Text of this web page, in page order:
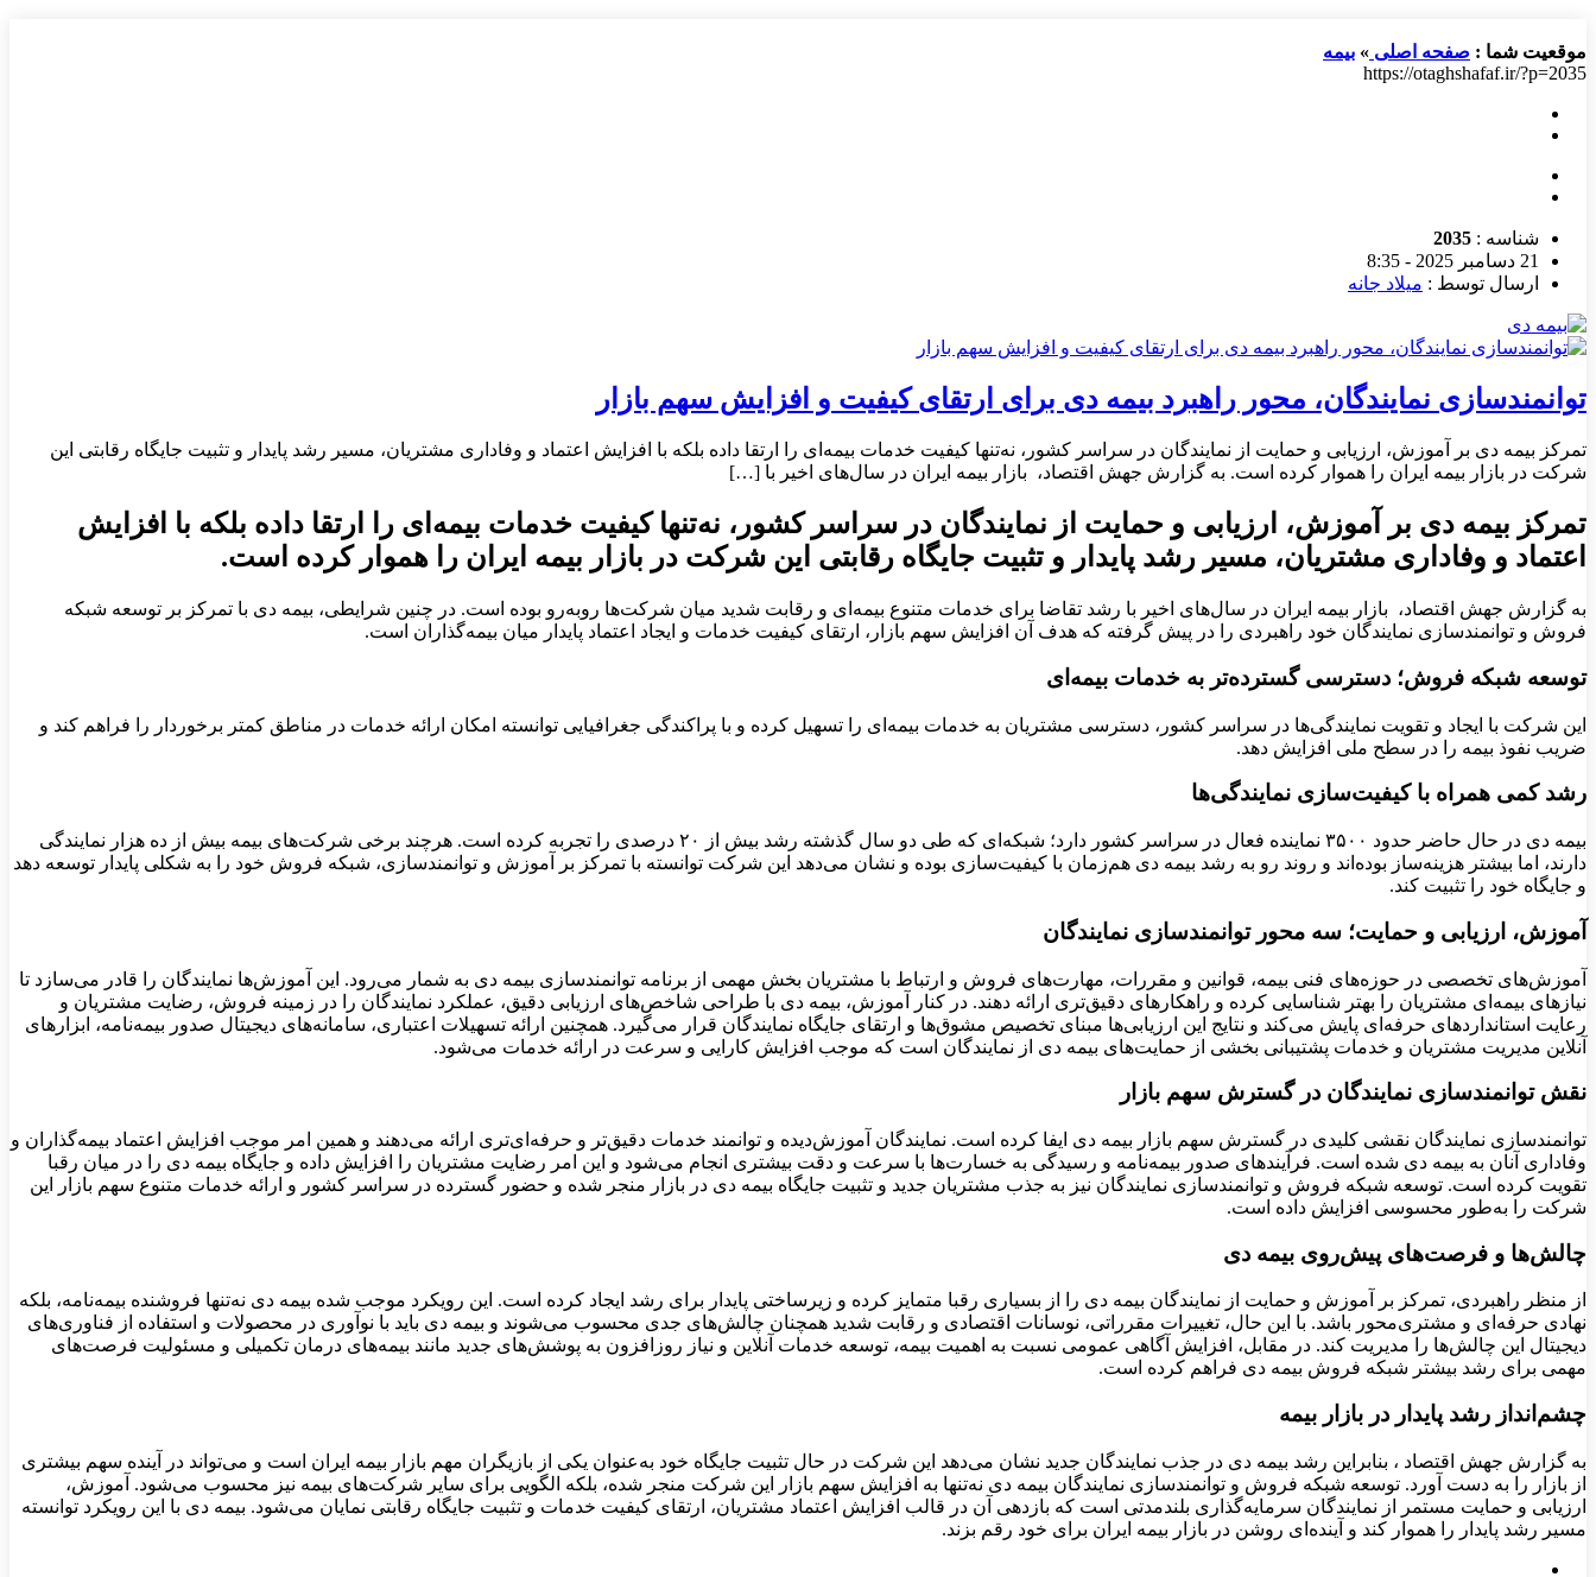
موقعیت شما : صفحه اصلی » بیمه
https://otaghshafaf.ir/?p=2035
شناسه : 2035
21 دسامبر 2025 - 8:35
ارسال توسط : میلاد جانه
توانمندسازی نمایندگان، محور راهبرد بیمه دی برای ارتقای کیفیت و افزایش سهم بازار
تمرکز بیمه دی بر آموزش، ارزیابی و حمایت از نمایندگان در سراسر کشور، نه‌تنها کیفیت خدمات بیمه‌ای را ارتقا داده بلکه با افزایش اعتماد و وفاداری مشتریان، مسیر رشد پایدار و تثبیت جایگاه رقابتی این
شرکت در بازار بیمه ایران را هموار کرده است. به گزارش جهش اقتصاد، بازار بیمه ایران در سال‌های اخیر با […]
تمرکز بیمه دی بر آموزش، ارزیابی و حمایت از نمایندگان در سراسر کشور، نه‌تنها کیفیت خدمات بیمه‌ای را ارتقا داده بلکه با افزایش
اعتماد و وفاداری مشتریان، مسیر رشد پایدار و تثبیت جایگاه رقابتی این شرکت در بازار بیمه ایران را هموار کرده است.
به گزارش جهش اقتصاد، بازار بیمه ایران در سال‌های اخیر با رشد تقاضا برای خدمات متنوع بیمه‌ای و رقابت شدید میان شرکت‌ها روبه‌رو بوده است. در چنین شرایطی، بیمه دی با تمرکز بر توسعه شبکه
فروش و توانمندسازی نمایندگان خود راهبردی را در پیش گرفته که هدف آن افزایش سهم بازار، ارتقای کیفیت خدمات و ایجاد اعتماد پایدار میان بیمه‌گذاران است.
توسعه شبکه فروش؛ دسترسی گسترده‌تر به خدمات بیمه‌ای
این شرکت با ایجاد و تقویت نمایندگی‌ها در سراسر کشور، دسترسی مشتریان به خدمات بیمه‌ای را تسهیل کرده و با پراکندگی جغرافیایی توانسته امکان ارائه خدمات در مناطق کمتر برخوردار را فراهم کند و
ضریب نفوذ بیمه را در سطح ملی افزایش دهد.
رشد کمی همراه با کیفیت‌سازی نمایندگی‌ها
بیمه دی در حال حاضر حدود ۳۵۰۰ نماینده فعال در سراسر کشور دارد؛ شبکه‌ای که طی دو سال گذشته رشد بیش از ۲۰ درصدی را تجربه کرده است. هرچند برخی شرکت‌های بیمه بیش از ده هزار نمایندگی
دارند، اما بیشتر هزینه‌ساز بوده‌اند و روند رو به رشد بیمه دی هم‌زمان با کیفیت‌سازی بوده و نشان می‌دهد این شرکت توانسته با تمرکز بر آموزش و توانمندسازی، شبکه فروش خود را به شکلی پایدار توسعه دهد
و جایگاه خود را تثبیت کند.
آموزش، ارزیابی و حمایت؛ سه محور توانمندسازی نمایندگان
آموزش‌های تخصصی در حوزه‌های فنی بیمه، قوانین و مقررات، مهارت‌های فروش و ارتباط با مشتریان بخش مهمی از برنامه توانمندسازی بیمه دی به شمار می‌رود. این آموزش‌ها نمایندگان را قادر می‌سازد تا
نیازهای بیمه‌ای مشتریان را بهتر شناسایی کرده و راهکارهای دقیق‌تری ارائه دهند. در کنار آموزش، بیمه دی با طراحی شاخص‌های ارزیابی دقیق، عملکرد نمایندگان را در زمینه فروش، رضایت مشتریان و
رعایت استانداردهای حرفه‌ای پایش می‌کند و نتایج این ارزیابی‌ها مبنای تخصیص مشوق‌ها و ارتقای جایگاه نمایندگان قرار می‌گیرد. همچنین ارائه تسهیلات اعتباری، سامانه‌های دیجیتال صدور بیمه‌نامه، ابزارهای
آنلاین مدیریت مشتریان و خدمات پشتیبانی بخشی از حمایت‌های بیمه دی از نمایندگان است که موجب افزایش کارایی و سرعت در ارائه خدمات می‌شود.
نقش توانمندسازی نمایندگان در گسترش سهم بازار
توانمندسازی نمایندگان نقشی کلیدی در گسترش سهم بازار بیمه دی ایفا کرده است. نمایندگان آموزش‌دیده و توانمند خدمات دقیق‌تر و حرفه‌ای‌تری ارائه می‌دهند و همین امر موجب افزایش اعتماد بیمه‌گذاران و
وفاداری آنان به بیمه دی شده است. فرآیندهای صدور بیمه‌نامه و رسیدگی به خسارت‌ها با سرعت و دقت بیشتری انجام می‌شود و این امر رضایت مشتریان را افزایش داده و جایگاه بیمه دی را در میان رقبا
تقویت کرده است. توسعه شبکه فروش و توانمندسازی نمایندگان نیز به جذب مشتریان جدید و تثبیت جایگاه بیمه دی در بازار منجر شده و حضور گسترده در سراسر کشور و ارائه خدمات متنوع سهم بازار این
شرکت را به‌طور محسوسی افزایش داده است.
چالش‌ها و فرصت‌های پیش‌روی بیمه دی
از منظر راهبردی، تمرکز بر آموزش و حمایت از نمایندگان بیمه دی را از بسیاری رقبا متمایز کرده و زیرساختی پایدار برای رشد ایجاد کرده است. این رویکرد موجب شده بیمه دی نه‌تنها فروشنده بیمه‌نامه، بلکه
نهادی حرفه‌ای و مشتری‌محور باشد. با این حال، تغییرات مقرراتی، نوسانات اقتصادی و رقابت شدید همچنان چالش‌های جدی محسوب می‌شوند و بیمه دی باید با نوآوری در محصولات و استفاده از فناوری‌های
دیجیتال این چالش‌ها را مدیریت کند. در مقابل، افزایش آگاهی عمومی نسبت به اهمیت بیمه، توسعه خدمات آنلاین و نیاز روزافزون به پوشش‌های جدید مانند بیمه‌های درمان تکمیلی و مسئولیت فرصت‌های
مهمی برای رشد بیشتر شبکه فروش بیمه دی فراهم کرده است.
چشم‌انداز رشد پایدار در بازار بیمه
به گزارش جهش اقتصاد ، بنابراین رشد بیمه دی در جذب نمایندگان جدید نشان می‌دهد این شرکت در حال تثبیت جایگاه خود به‌عنوان یکی از بازیگران مهم بازار بیمه ایران است و می‌تواند در آینده سهم بیشتری
از بازار را به دست آورد. توسعه شبکه فروش و توانمندسازی نمایندگان بیمه دی نه‌تنها به افزایش سهم بازار این شرکت منجر شده، بلکه الگویی برای سایر شرکت‌های بیمه نیز محسوب می‌شود. آموزش،
ارزیابی و حمایت مستمر از نمایندگان سرمایه‌گذاری بلندمدتی است که بازدهی آن در قالب افزایش اعتماد مشتریان، ارتقای کیفیت خدمات و تثبیت جایگاه رقابتی نمایان می‌شود. بیمه دی با این رویکرد توانسته
مسیر رشد پایدار را هموار کند و آینده‌ای روشن در بازار بیمه ایران برای خود رقم بزند.